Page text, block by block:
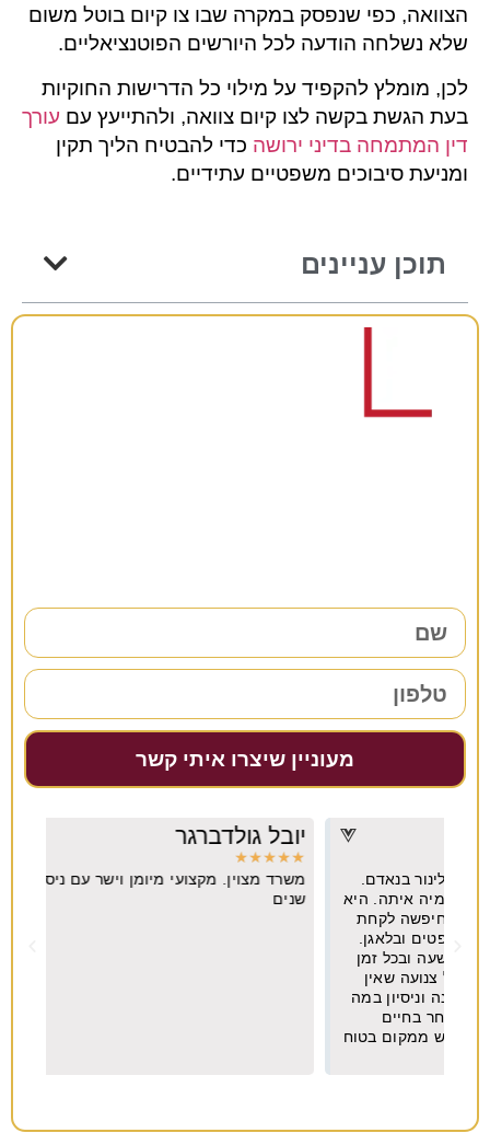
הצוואה, כפי שנפסק במקרה שבו צו קיום בוטל משום
שלא נשלחה הודעה לכל היורשים הפוטנציאליים.
לכן, מומלץ להקפיד על מילוי כל הדרישות החוקיות
בעת הגשת בקשה לצו קיום צוואה, ולהתייעץ עם עורך
דין המתמחה בדיני ירושה כדי להבטיח הליך תקין
ומניעת סיבוכים משפטיים עתידיים.
תוכן עניינים
מעוניין שיצרו איתי קשר
יובל גולדברגר
משרד מצוין. מקצועי מיומן וישר עם ניסיון של עשרות
שנים